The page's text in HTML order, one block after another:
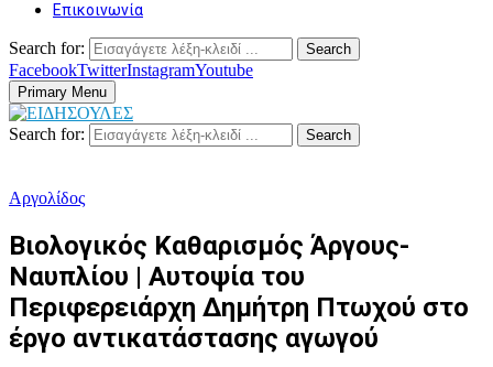
Επικοινωνία
Search for: Search
FacebookTwitterInstagramYoutube
Primary Menu
Search for: Search
Αργολίδος
Βιολογικός Καθαρισμός Άργους-
Ναυπλίου | Αυτοψία του
Περιφερειάρχη Δημήτρη Πτωχού στο
έργο αντικατάστασης αγωγού